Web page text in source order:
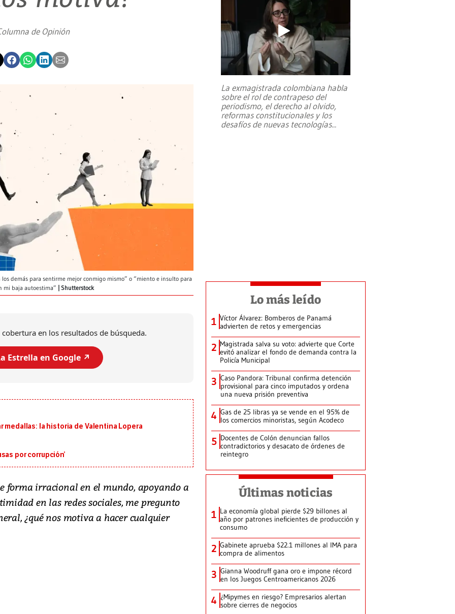
de Opinión
demás para sentirme mejor conmigo mismo” o “miento e insulto para
mi baja autoestima”
Shutterstock
en los resultados de búsqueda.
Estrella en Google ↗️
medallas: la historia de Valentina Lopera
por corrupción’
forma irracional en el mundo, apoyando a
en las redes sociales, me pregunto
¿qué nos motiva a hacer cualquier
La exmagistrada colombiana habla
sobre el rol de contrapeso del
periodismo, el derecho al olvido,
reformas constitucionales y los
desafíos de nuevas tecnologías...
Lo más leído
1 Víctor Álvarez: Bomberos de Panamá
advierten de retos y emergencias
2 Magistrada salva su voto: advierte que Corte
evitó analizar el fondo de demanda contra la
Policía Municipal
3 Caso Pandora: Tribunal confirma detención
provisional para cinco imputados y ordena
una nueva prisión preventiva
4 Gas de 25 libras ya se vende en el 95% de
los comercios minoristas, según Acodeco
5 Docentes de Colón denuncian fallos
contradictorios y desacato de órdenes de
reintegro
Últimas noticias
1 La economía global pierde $29 billones al
año por patrones ineficientes de producción y
consumo
2 Gabinete aprueba $22.1 millones al IMA para
compra de alimentos
3 Gianna Woodruff gana oro e impone récord
en los Juegos Centroamericanos 2026
4 ¿Mipymes en riesgo? Empresarios alertan
sobre cierres de negocios